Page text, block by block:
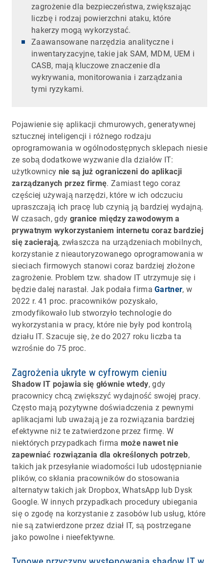
zagrożenie dla bezpieczeństwa, zwiększając
liczbę i rodzaj powierzchni ataku, które
hakerzy mogą wykorzystać.
Zaawansowane narzędzia analityczne i
inwentaryzacyjne, takie jak SAM, MDM, UEM i
CASB, mają kluczowe znaczenie dla
wykrywania, monitorowania i zarządzania
tymi ryzykami.
Pojawienie się aplikacji chmurowych, generatywnej
sztucznej inteligencji i różnego rodzaju
oprogramowania w ogólnodostępnych sklepach niesie
ze sobą dodatkowe wyzwanie dla działów IT:
użytkownicy nie są już ograniczeni do aplikacji
zarządzanych przez firmę. Zamiast tego coraz
częściej używają narzędzi, które w ich odczuciu
upraszczają ich pracę lub czynią ją bardziej wydajną.
W czasach, gdy granice między zawodowym a
prywatnym wykorzystaniem internetu coraz bardziej
się zacierają, zwłaszcza na urządzeniach mobilnych,
korzystanie z nieautoryzowanego oprogramowania w
sieciach firmowych stanowi coraz bardziej złożone
zagrożenie. Problem tzw. shadow IT utrzymuje się i
będzie dalej narastał. Jak podała firmaGartner, w
2022 r. 41 proc. pracowników pozyskało,
zmodyfikowało lub stworzyło technologie do
wykorzystania w pracy, które nie były pod kontrolą
działu IT. Szacuje się, że do 2027 roku liczba ta
wzrośnie do 75 proc.
Zagrożenia ukryte w cyfrowym cieniu
Shadow IT pojawia się głównie wtedy, gdy
pracownicy chcą zwiększyć wydajność swojej pracy.
Często mają pozytywne doświadczenia z pewnymi
aplikacjami lub uważają je za rozwiązania bardziej
efektywne niż te zatwierdzone przez firmę. W
niektórych przypadkach firma może nawet nie
zapewniać rozwiązania dla określonych potrzeb,
takich jak przesyłanie wiadomości lub udostępnianie
plików, co skłania pracowników do stosowania
alternatyw takich jak Dropbox, WhatsApp lub Dysk
Google. W innych przypadkach procedury ubiegania
się o zgodę na korzystanie z zasobów lub usług, które
nie są zatwierdzone przez dział IT, są postrzegane
jako powolne i nieefektywne.